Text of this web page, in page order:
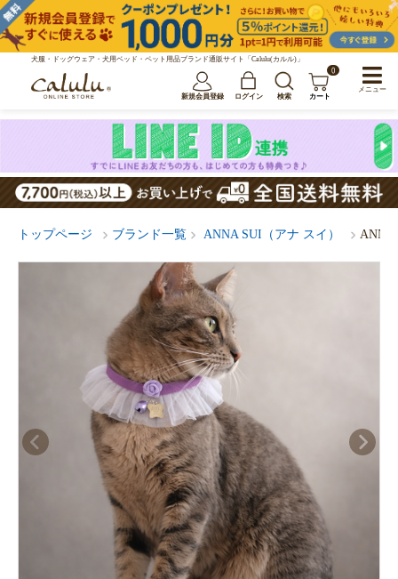
犬服・ドッグウェア・犬用ベッド・ペット用品ブランド通販サイト「Calulu(カルル)」
新規会員登録 ログイン 検索
0
カート
トップページ ブランド一覧 ANNA SUI（アナ スイ） ANNA
メニュー